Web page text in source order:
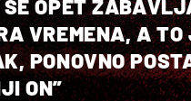
SE OPET
VREMENA, A TO
PONOVNO
ON”